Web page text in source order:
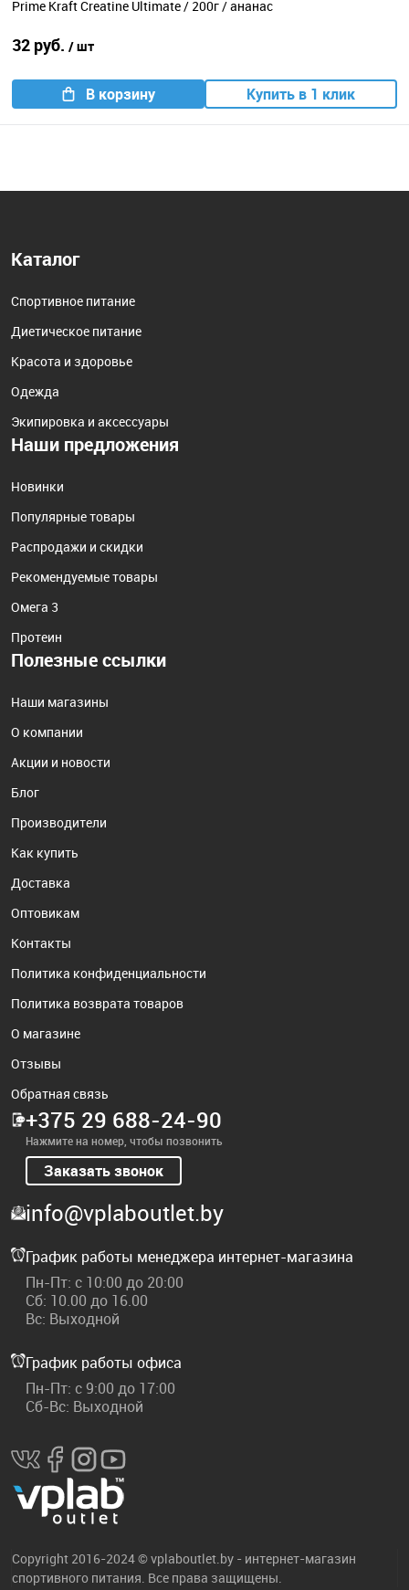
Prime Kraft Creatine Ultimate / 200г / ананас
32 руб. / шт
В корзину Купить в 1 клик
Каталог
Спортивное питание
Диетическое питание
Красота и здоровье
Одежда
Экипировка и аксессуары
Наши предложения
Новинки
Популярные товары
Распродажи и скидки
Рекомендуемые товары
Омега 3
Протеин
Полезные ссылки
Наши магазины
О компании
Акции и новости
Блог
Производители
Как купить
Доставка
Оптовикам
Контакты
Политика конфиденциальности
Политика возврата товаров
О магазине
Отзывы
Обратная связь
+375 29 688-24-90
Нажмите на номер, чтобы позвонить
Заказать звонок
info@vplaboutlet.by
График работы менеджера интернет-магазина
Пн-Пт: с 10:00 до 20:00
Сб: 10.00 до 16.00
Вс: Выходной
График работы офиса
Пн-Пт: с 9:00 до 17:00
Сб-Вс: Выходной
Copyright 2016-2024 © vplaboutlet.by - интернет-магазин
спортивного питания. Все права защищены.